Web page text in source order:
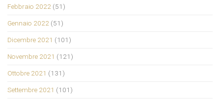
Febbraio 2022 (51)
Gennaio 2022 (51)
Dicembre 2021 (101)
Novembre 2021 (121)
Ottobre 2021 (131)
Settembre 2021 (101)